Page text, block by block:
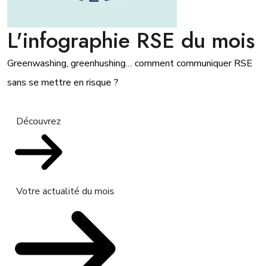
L'infographie RSE du mois
Greenwashing, greenhushing… comment communiquer RSE
sans se mettre en risque ?
Découvrez
Votre actualité du mois